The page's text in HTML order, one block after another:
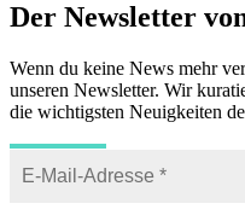
Der Newsletter
Wenn du keine News mehr
unseren Newsletter. Wir
die wichtigsten Neuigkeiten